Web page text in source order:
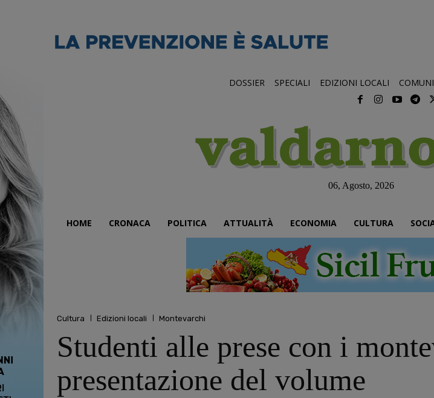
DOSSIER SPECIALI EDIZIONI LOCALI
06, Agosto, 2026
HOME CRONACA POLITICA ATTUALITÀ ECONOMIA CULTURA
Cultura Edizioni locali Montevarchi
Studenti alle prese con i
presentazione del volume